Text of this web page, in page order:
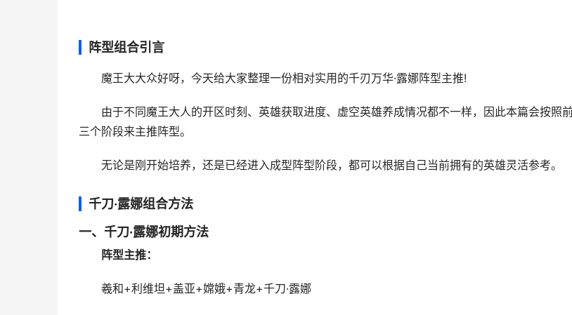
阵型组合引言
魔王大大众好呀，今天给大家整理一份相对实用的千刃万华·露娜阵型主推!
由于不同魔王大人的开区时刻、英雄获取进度、虚空英雄养成情况都不一样，因此本篇会按照
三个阶段来主推阵型。
无论是刚开始培养，还是已经进入成型阵型阶段，都可以根据自己当前拥有的英雄灵活参考。
千刀·露娜组合方法
一、千刀·露娜初期方法
阵型主推：
羲和+利维坦+盖亚+嫦娥+青龙+千刀·露娜